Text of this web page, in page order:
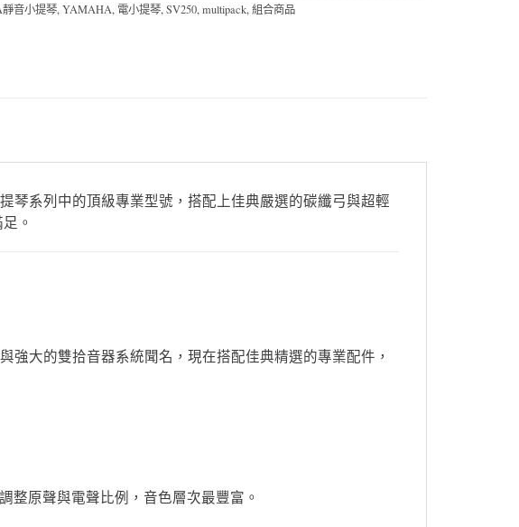
音小提琴, YAMAHA, 電小提琴, SV250, multipack, 組合商品
琴系列中的頂級專業型號，搭配上佳典嚴選的碳纖弓與超輕
。
強大的雙拾音器系統聞名，現在搭配佳典精選的專業配件，
整原聲與電聲比例，音色層次最豐富。